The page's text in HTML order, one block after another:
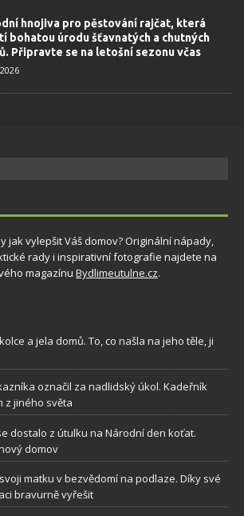
hnojiva pro pěstování rajčat, která
bohatou úrodu šťavnatých a chutných
Připravte se na letošní sezonu včas
jak vylepšit Váš domov? Originální nápady,
rady i inspirativní fotografie najdete na
magazínu Bydlimeutulne.cz.
a jela domů. To, co našla na jeho těle, ji
označil za nadlidský úkol. Kadeřník
z jiného světa
dostalo z útulku na Národní den koťat.
domov
matku v bezvědomí na podlaze. Díky své
bravurně vyřešit